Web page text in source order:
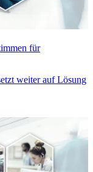
für
weiter auf Lösung